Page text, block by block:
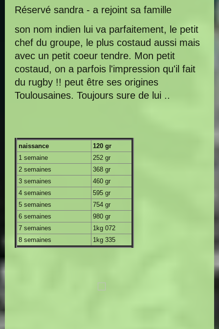
Réservé sandra - a rejoint sa famille
son nom indien lui va parfaitement, le petit
chef du groupe, le plus costaud aussi mais
avec un petit coeur tendre. Mon petit
costaud, on a parfois l'impression qu'il fait
du rugby !! peut être ses origines
Toulousaines. Toujours sure de lui ..
naissance
120 gr
1 semaine
252 gr
2 semaines
368 gr
3 semaines
460 gr
4 semaines
595 gr
5 semaines
754 gr
6 semaines
980 gr
7 semaines
1kg 072
8 semaines
1kg 335